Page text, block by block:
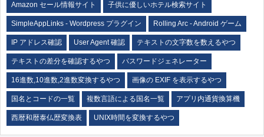
Amazon セール情報サイト 子供に優しいホテル検索サイト
SimpleAppLinks - Wordpress プラグイン Rolling Arc - Android ゲーム
IP アドレス確認 User Agent 確認 テキストの文字数を数えるやつ
テキストの差分を確認するやつ パスワードジェネレーター
16進数,10進数,2進数変換するやつ 画像の EXIF を表示するやつ
国名とコードの一覧 複数言語による国名一覧 アプリ内通貨換算機
西暦和暦泰仏歴変換表 UNIX時間を変換するやつ